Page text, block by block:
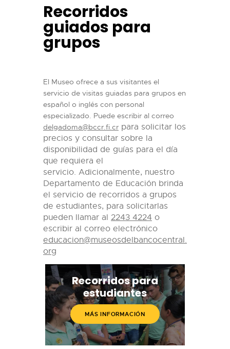
Recorridos
guiados para
grupos
El Museo ofrece a sus visitantes el
servicio de visitas guiadas para grupos en
español o inglés con personal
especializado. Puede escribir al correo
delgadoma@bccr.fi.cr para solicitar los
precios y consultar sobre la
disponibilidad de guías para el día
que requiera el
servicio. Adicionalmente, nuestro
Departamento de Educación brinda
el servicio de recorridos a grupos
de estudiantes, para solicitarlas
pueden llamar al 2243 4224 o
escribir al correo electrónico
educacion@museosdelbancocentral.
org
Recorridos para
estudiantes
MÁS INFORMACIÓN